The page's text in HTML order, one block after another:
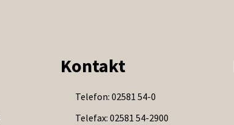
Kontakt
Telefon: 02581 54-0
Telefax: 02581 54-2900